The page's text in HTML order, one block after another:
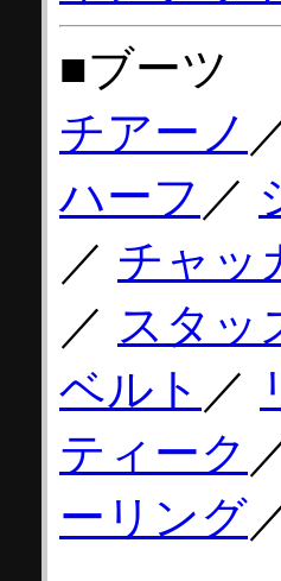
■ブーツ
チアーノ
ハーフ ／
／ チャッ
／ スタッ
ベルト ／
ティーク
ーリング